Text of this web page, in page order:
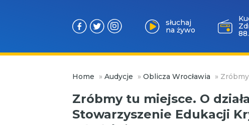
słuchaj
na żywo
Home » Audycje » Oblicza Wrocławia »
Zróbmy tu miejsce. O
Stowarzyszenie Edukacji